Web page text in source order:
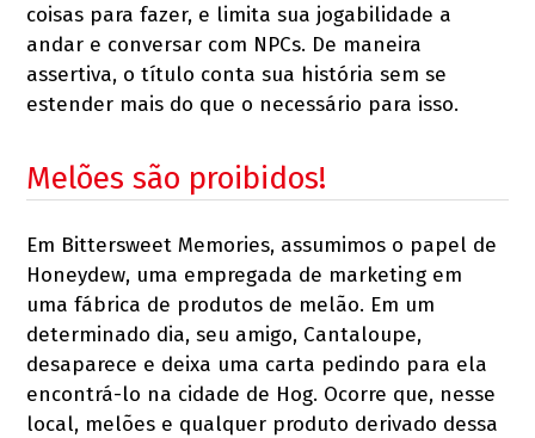
coisas para fazer, e limita sua jogabilidade a
andar e conversar com NPCs. De maneira
assertiva, o título conta sua história sem se
estender mais do que o necessário para isso.
Melões são proibidos!
Em Bittersweet Memories, assumimos o papel de
Honeydew, uma empregada de marketing em
uma fábrica de produtos de melão. Em um
determinado dia, seu amigo, Cantaloupe,
desaparece e deixa uma carta pedindo para ela
encontrá-lo na cidade de Hog. Ocorre que, nesse
local, melões e qualquer produto derivado dessa